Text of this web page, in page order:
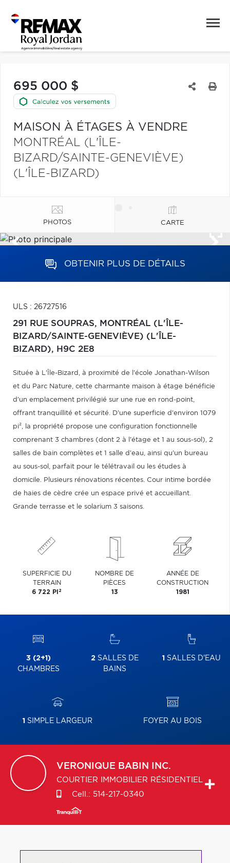
695 000 $
MAISON À ÉTAGES À VENDRE
MONTRÉAL (L'ÎLE-
BIZARD/SAINTE-GENEVIÈVE)
(L'ÎLE-BIZARD)
PHOTOS CARTE
OBTENIR PLUS DE DÉTAILS
ULS : 26727516
291 RUE SOUPRAS, MONTRÉAL (L'ÎLE-
BIZARD/SAINTE-GENEVIÈVE) (L'ÎLE-
BIZARD), H9C 2E8
Située à L'Île-Bizard, à proximité de l'école Jonathan-Wilson
et du Parc Nature, cette charmante maison à étage bénéficie
d'un emplacement privilégié sur une rue en rond-point,
offrant tranquillité et sécurité. D'une superficie d'environ 1079
pi², la propriété propose une configuration fonctionnelle
comprenant 3 chambres (dont 2 à l'étage et 1 au sous-sol), 2
salles de bain complètes et 1 salle d'eau, ainsi qu'un bureau
au sous-sol, parfait pour le télétravail ou les études à
domicile. Plusieurs rénovations récentes. Cour intime bordée
de haies de cèdre crée un espace privé et accueillant.
Grande terrasse et le solarium 3 saisons.
SUPERFICIE DU
TERRAIN
6 722 PI 2
NOMBRE DE
PIÈCES
13
ANNÉE DE
CONSTRUCTION
1981
3 (2+1)
CHAMBRES
2 SALLES DE
BAINS
1 SALLES D'EAU
1 SIMPLE LARGEUR FOYER AU BOIS
VERONIQUE BABIN INC.
COURTIER IMMOBILIER RÉSIDENTIEL
Cell.: 514-217-0340